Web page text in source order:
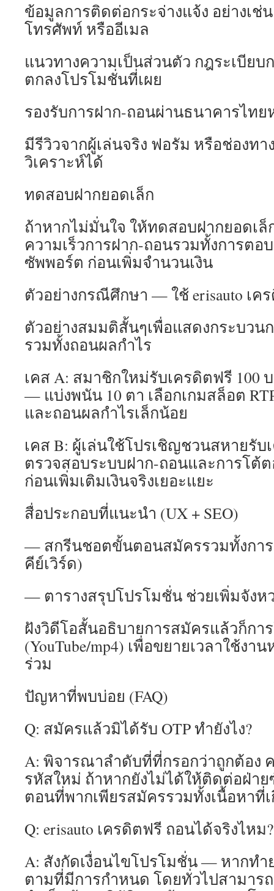
ข้อมูลการติดต่อกระจ่างแจ้ง อย่างเช่
โทรศัพท์ หรืออีเมล
แนวทางความเป็นส่วนตัว กฎระเบียบ
ตกลงโปรโมชั่นที่เผย
รองรับการฝาก-ถอนผ่านธนาคารไทย
มีรีวิวจากผู้เล่นจริง ฟอรัม หรือช่องท
วิเคราะห์ได้
ทดสอบฝากยอดเล็ก
ถ้าหากไม่มั่นใจ ให้ทดสอบฝากยอดเล็
ความเร็วการฝาก-ถอนรวมทั้งการตอ
ซัพพอร์ต ก่อนเพิ่มจำนวนเงิน
ตัวอย่างกรณีศึกษา — ใช้ erisauto เค
ตัวอย่างสมมติสั้นๆเพื่อแสดงกระบวน
รวมทั้งถอนผลกำไร
เคส A: สมาชิกใหม่รับเครดิตฟรี 100
— แบ่งพนัน 10 ตา เลือกเกมสล็อต
และถอนผลกำไรเล็กน้อย
เคส B: ผู้เล่นใช้โปรเชิญชวนสหายรับ
ตรวจสอบระบบฝาก-ถอนและการโต้
ก่อนเพิ่มเติมเงินจริงเยอะแยะ
สื่อประกอบที่แนะนำ (UX + SEO)
— สกรีนชอตขั้นตอนสมัครรวมทั้งการ
คีย์เวิร์ด)
— ตารางสรุปโปรโมชั่น ช่วยเพิ่มจังหว
ฝังวิดีโอสั้นอธิบายการสมัครแล้วก็กา
(YouTube/mp4) เพื่อขยายเวลาใช้ง
ร่วม
ปัญหาที่พบบ่อย (FAQ)
Q: สมัครแล้วมิได้รับ OTP ทำยังไง?
A: พิจารณาลำดับที่ที่กรอกว่าถูกต้อง
รหัสใหม่ ถ้าหากยังไม่ได้ให้ติดต่อฝ่า
ตอนที่พากเพียรสมัครรวมทั้งเนื้อหาที่
Q: erisauto เครดิตฟรี ถอนได้จริงไหม?
A: สังกัดเงื่อนไขโปรโมชั่น — หากทำ
ตามที่มีการกำหนด โดยทั่วไปสามาร